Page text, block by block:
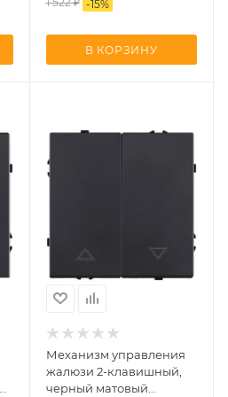
-15%
В КОРЗИНУ
Механизм управления
жалюзи 2-клавишный,
черный матовый